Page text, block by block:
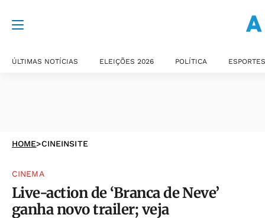
ÚLTIMAS NOTÍCIAS ELEIÇÕES 2026 POLÍTICA ESPORTES
HOME>CINEINSITE
CINEMA
Live-action de ‘Branca de Neve’
ganha novo trailer; veja